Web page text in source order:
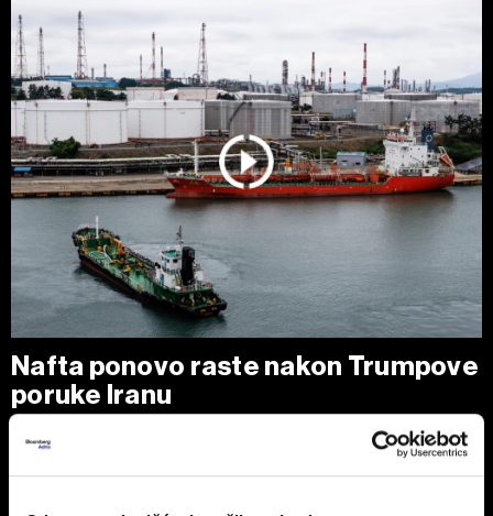
Nafta ponovo raste nakon Trumpove
poruke Iranu
poslednjih nedelju dana, pošto je predsednik SAD Donald
Trump izjavio da je Teheranu ponudio 'poslednju priliku' za